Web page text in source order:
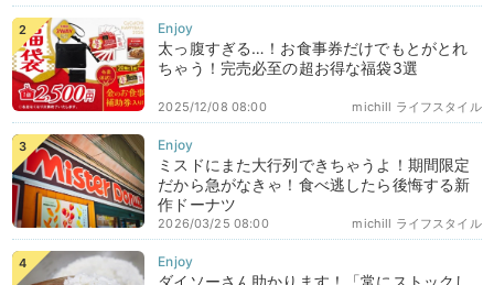
太っ腹すぎる…！お食事券だけでもとがとれ
ちゃう！完売必至の超お得な福袋3選
michill ライフスタイル
2025/12/08 08:00
ミスドにまた大行列できちゃうよ！期間限定
だから急がなきゃ！食べ逃したら後悔する新
作ドーナツ
michill ライフスタイル
2026/03/25 08:00